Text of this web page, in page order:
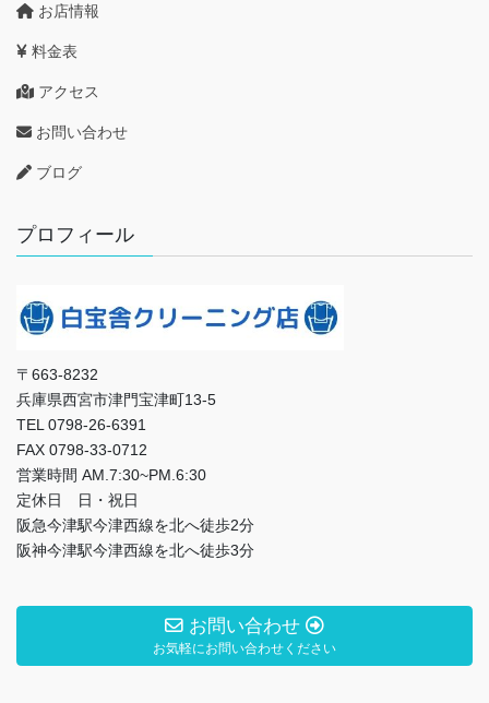
お店情報
料金表
アクセス
お問い合わせ
ブログ
プロフィール
〒663-8232
兵庫県西宮市津門宝津町13-5
TEL 0798-26-6391
FAX 0798-33-0712
営業時間 AM.7:30~PM.6:30
定休日 日・祝日
阪急今津駅今津西線を北へ徒歩2分
阪神今津駅今津西線を北へ徒歩3分
お問い合わせ
お気軽にお問い合わせください